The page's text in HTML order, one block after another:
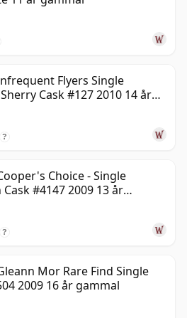
Flyers Single
Cask #127 2010 14 år
?
Choice - Single
#4147 2009 13 år
?
Mor Rare Find Single
2009 16 år gammal